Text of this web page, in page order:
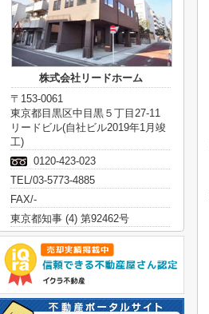
株式会社リードホーム
〒153-0061
東京都目黒区中目黒５丁目27-11
リードビル(自社ビル2019年1月竣
工)
0120-423-023
TEL/03-5773-4885
FAX/-
東京都知事 (4) 第92462号